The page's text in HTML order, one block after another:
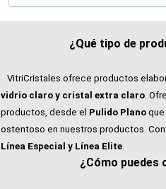
¿Qué tipo de
VitriCristales ofrece productos
vidrio claro y cristal extra claro.
productos, desde el Pulido Plano que
ostentoso en nuestros productos.
Línea Especial y Línea Elite.
¿Cómo puedes